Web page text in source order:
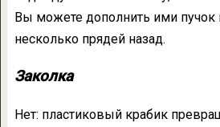
Вы можете дополнить ими пучок
несколько прядей назад.
Заколка
Нет: пластиковый крабик